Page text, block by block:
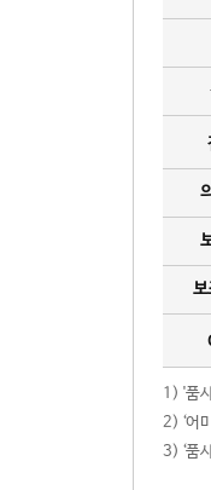
보
1) '품
2) ‘어
3) ‘품